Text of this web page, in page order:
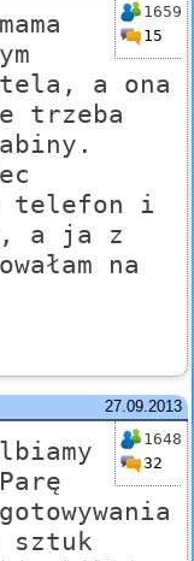
1659
15
a ona
trzeba
telefon i
a ja z
na
27.09.2013
1648
32
sztuk